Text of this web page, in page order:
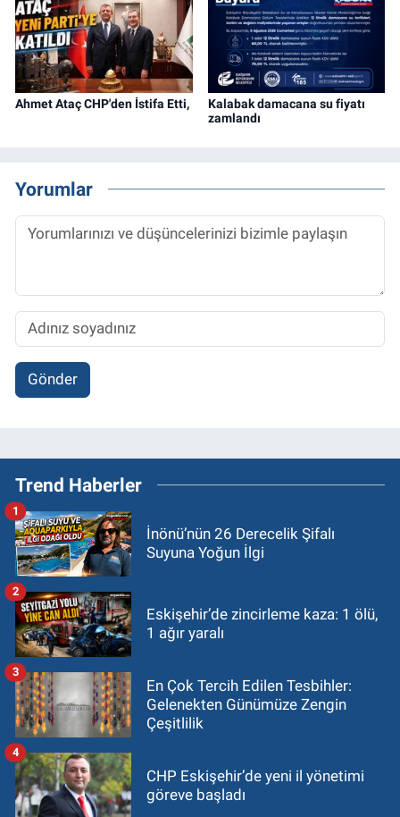
Ahmet Ataç CHP'den İstifa Etti,
Kalabak damacana su fiyatı
zamlandı
Yorumlar
Gönder
Trend Haberler
İnönü’nün 26 Derecelik Şifalı
Suyuna Yoğun İlgi
1
Eskişehir’de zincirleme kaza: 1 ölü,
1 ağır yaralı
2
En Çok Tercih Edilen Tesbihler:
Gelenekten Günümüze Zengin
Çeşitlilik
3
CHP Eskişehir’de yeni il yönetimi
göreve başladı
4